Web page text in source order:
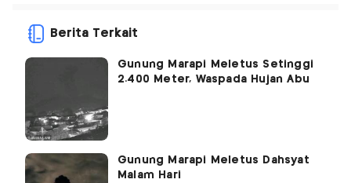
Berita Terkait
Gunung Marapi Meletus Setinggi
2.400 Meter, Waspada Hujan Abu
Gunung Marapi Meletus Dahsyat
Malam Hari